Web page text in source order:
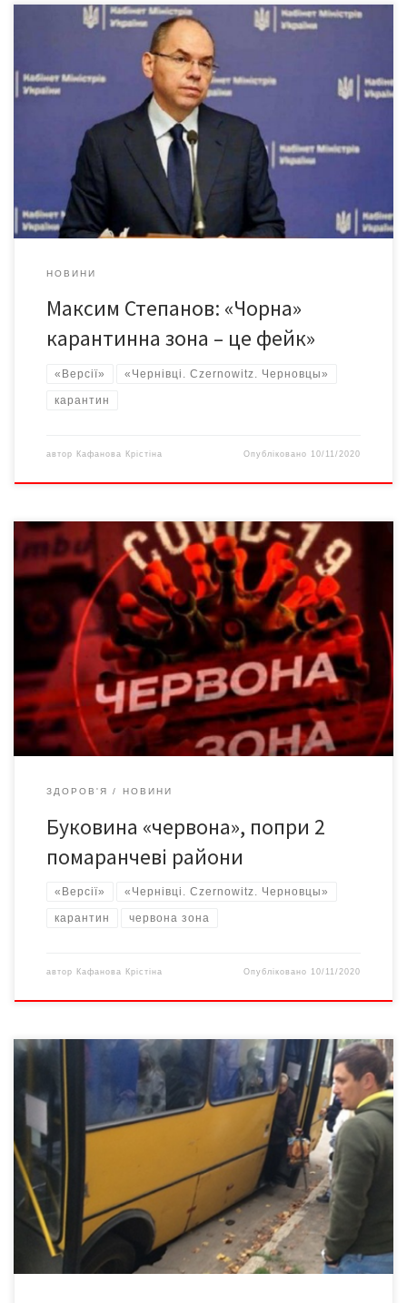
«Ми не розглядаємо введення ніяких «чорних зон», – очільник
Мінздоров’я Поширена днями в деяких ЗМІ інформація щодо
можливого запровадження в країні «чорних карантинних зон»
не відповідає дійсності. На цьому під час ефіру телевізійної
програми «Ранок з Україною» наголосив міністр охорони
здоров’я Максим Степанов, повідомила Чернівецька ОДА. «Ми
не розглядаємо введення […]
НОВИНИ
Максим Степанов: «Чорна»
карантинна зона – це фейк»
«Версії» «Чернівці. Czernowitz. Черновцы»
карантин
автор Кафанова Крістіна Опубліковано 10/11/2020
Від 0 годин 9 листопада у Чернівцях, Новодністровську,
Вижницькому, Глибоцькому, Заставнівському,
Кельменецькому, Кіцманському, Новоселицькому,
Сокирянському, Сторожинецькому та Хотинському районах
дозволяється: * здійснення пасажирських перевезень
автомобільним транспортом – тільки на місцях для сидіння. За
виконання цього рішення відповідальність несе перевізник;
* приймання відвідувачів суб’єктами господарювання, які
проводять діяльність у сфері громадського харчування […]
ЗДОРОВ'Я НОВИНИ
Буковина «червона», попри 2
помаранчеві райони
«Версії» «Чернівці. Czernowitz. Черновцы»
карантин червона зона
автор Кафанова Крістіна Опубліковано 10/11/2020
У Чернівцях, Новодністровську і дев’яти районах Чернівецької
області з 9 листопада діятимуть посилені обмеження у зв’язку
із введенням “червоної” зони карантинних обмежень. Про це
йдеться у протоколі обласної комісії з ТЕБ та НС від 7
листопада, пише molbuk.ua Згідно із рішенням комісії, з 00.00 9
листопада у Чернівцях, Новодністровську, Вижницькому,
Глибоцькому, Заставнівському, Кельменецькому,
Кіцманському, […]